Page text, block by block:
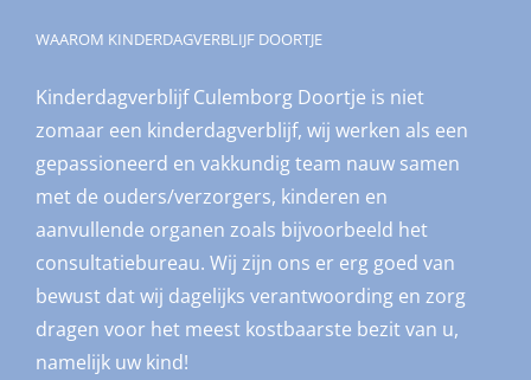
WAAROM KINDERDAGVERBLIJF DOORTJE
Kinderdagverblijf Culemborg Doortje is niet
zomaar een kinderdagverblijf, wij werken als een
gepassioneerd en vakkundig team nauw samen
met de ouders/verzorgers, kinderen en
aanvullende organen zoals bijvoorbeeld het
consultatiebureau. Wij zijn ons er erg goed van
bewust dat wij dagelijks verantwoording en zorg
dragen voor het meest kostbaarste bezit van u,
namelijk uw kind!